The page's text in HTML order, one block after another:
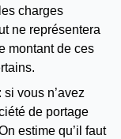
charges
ne représentera
montant de ces
: si vous n’avez
de portage
estime qu’il faut